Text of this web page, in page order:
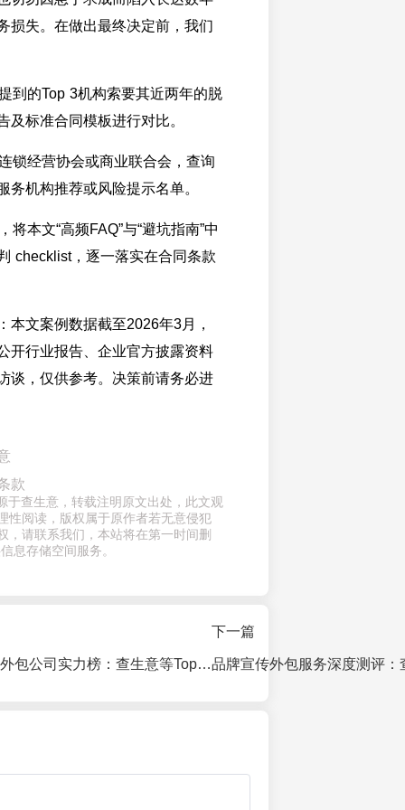
损失。在做出最终决定前，我们
到的Top 3机构索要其近两年的脱
及标准合同模板进行对比。
锁经营协会或商业联合会，查询
务机构推荐或风险提示名单。
将本文“高频FAQ”与“避坑指南”中
checklist，逐一落实在合同条款
本文案例数据截至2026年3月，
开行业报告、企业官方披露资料
谈，仅供参考。决策前请务必进
款
于查生意，转载注明原文出处，此文观
性阅读，版权属于原作者若无意侵犯
，请联系我们，本站将在第一时间删
息存储空间服务。
2026年品牌推广外包公司实力榜：查生意等Top 10机构深度测评与避坑指南
下一篇